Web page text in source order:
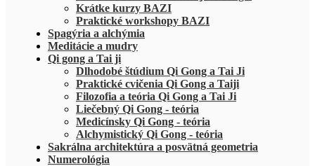
Krátke kurzy BAZI
Praktické workshopy BAZI
Spagýria a alchýmia
Meditácie a mudry
Qi gong a Tai ji
Dlhodobé štúdium Qi Gong a Tai Ji
Praktické cvičenia Qi Gong a Taiji
Filozofia a teória Qi Gong a Tai Ji
Liečebný Qi Gong - teória
Medicínsky Qi Gong - teória
Alchymistický Qi Gong - teória
Sakrálna architektúra a posvätná geometria
Numerológia